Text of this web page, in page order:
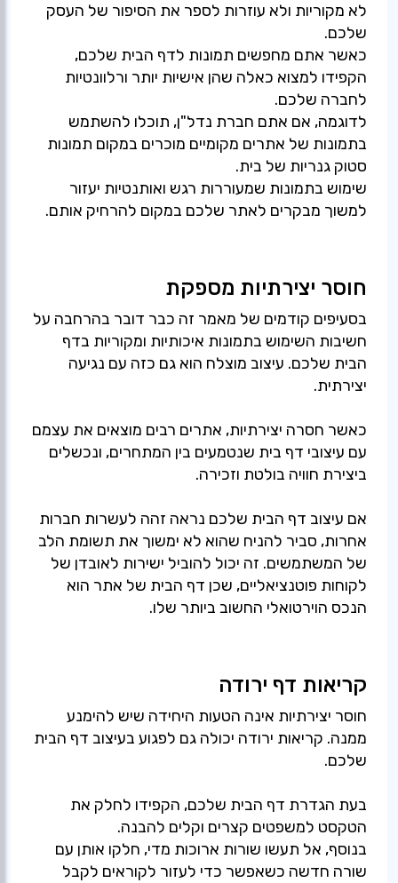
לא מקוריות ולא עוזרות לספר את הסיפור של העסק
שלכם.
כאשר אתם מחפשים תמונות לדף הבית שלכם,
הקפידו למצוא כאלה שהן אישיות יותר ורלוונטיות
לחברה שלכם.
לדוגמה, אם אתם חברת נדל"ן, תוכלו להשתמש
בתמונות של אתרים מקומיים מוכרים במקום תמונות
סטוק גנריות של בית.
שימוש בתמונות שמעוררות רגש ואותנטיות יעזור
למשוך מבקרים לאתר שלכם במקום להרחיק אותם.
חוסר יצירתיות מספקת
בסעיפים קודמים של מאמר זה כבר דובר בהרחבה על
חשיבות השימוש בתמונות איכותיות ומקוריות בדף
הבית שלכם. עיצוב מוצלח הוא גם כזה עם נגיעה
יצירתית.
כאשר חסרה יצירתיות, אתרים רבים מוצאים את עצמם
עם עיצובי דף בית שנטמעים בין המתחרים, ונכשלים
ביצירת חוויה בולטת וזכירה.
אם עיצוב דף הבית שלכם נראה זהה לעשרות חברות
אחרות, סביר להניח שהוא לא ימשוך את תשומת הלב
של המשתמשים. זה יכול להוביל ישירות לאובדן של
לקוחות פוטנציאליים, שכן דף הבית של אתר הוא
הנכס הוירטואלי החשוב ביותר שלו.
קריאות דף ירודה
חוסר יצירתיות אינה הטעות היחידה שיש להימנע
ממנה. קריאות ירודה יכולה גם לפגוע בעיצוב דף הבית
שלכם.
בעת הגדרת דף הבית שלכם, הקפידו לחלק את
הטקסט למשפטים קצרים וקלים להבנה.
בנוסף, אל תעשו שורות ארוכות מדי, חלקו אותן עם
שורה חדשה כשאפשר כדי לעזור לקוראים לקבל